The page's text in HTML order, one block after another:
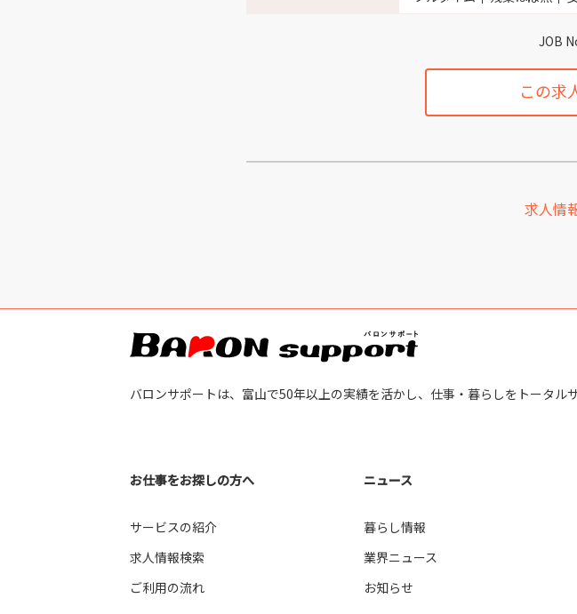
JOB
この求
求人情
バロンサポートは、富山で50年以上の実績を活かし、仕事・暮らしをトータル
お仕事をお探しの方へ
サービスの紹介
求人情報検索
ご利用の流れ
ニュース
暮らし情報
業界ニュース
お知らせ